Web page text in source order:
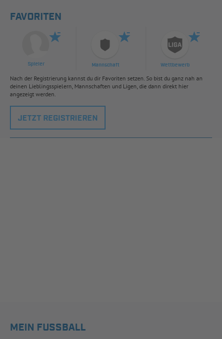
FAVORITEN
Spieler Mannschaft Wettbewerb
Nach der Registrierung kannst du dir Favoriten setzen. So bist du ganz nah an
deinen Lieblingsspielern, Mannschaften und Ligen, die dann direkt hier
angezeigt werden.
JETZT REGISTRIEREN
MEIN FUSSBALL